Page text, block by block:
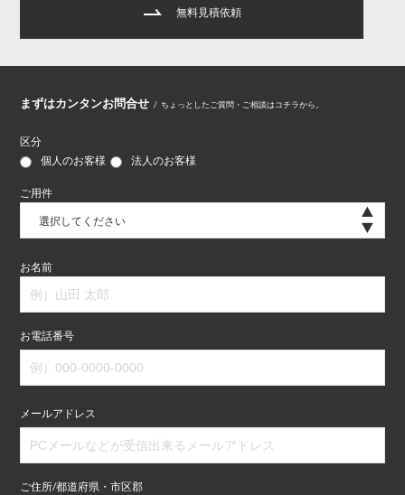
無料見積依頼
まずはカンタンお問合せ / ちょっとしたご質問・ご相談はコチラから。
区分
個人のお客様
法人のお客様
ご用件
選択してください
お名前
お電話番号
メールアドレス
ご住所/都道府県・市区郡